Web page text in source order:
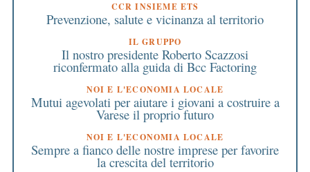
CCR INSIEME ETS
Prevenzione, salute e vicinanza al territorio
IL GRUPPO
Il nostro presidente Roberto Scazzosi
riconfermato alla guida di Bcc Factoring
NOI E L'ECONOMIA LOCALE
Mutui agevolati per aiutare i giovani a costruire a
Varese il proprio futuro
NOI E L'ECONOMIA LOCALE
Sempre a fianco delle nostre imprese per favorire
la crescita del territorio